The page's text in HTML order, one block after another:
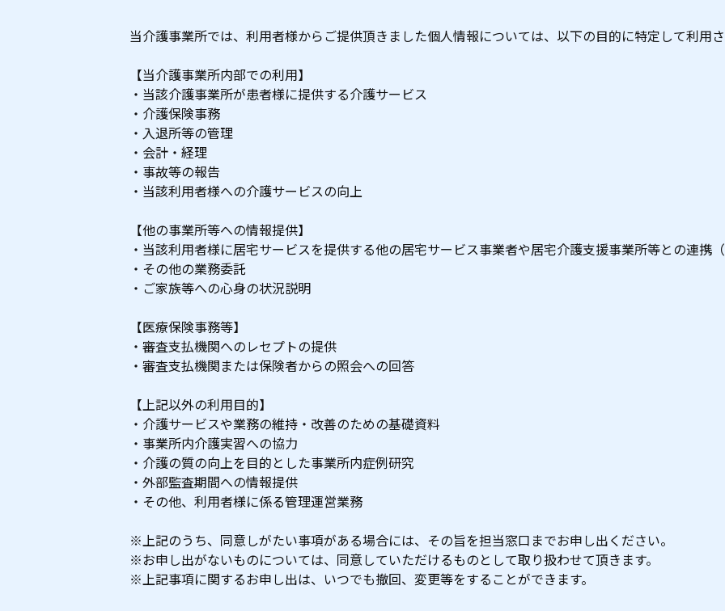
当介護事業所では、利用者様からご提供頂きました個人情報については、以下の目的に特定して利用
【当介護事業所内部での利用】
当該介護事業所が患者様に提供する介護サービス
介護保険事務
入退所等の管理
会計・経理
事故等の報告
当該利用者様への介護サービスの向上
【他の事業所等への情報提供】
当該利用者様に居宅サービスを提供する他の居宅サービス事業者や居宅介護支援事業所等との連携
その他の業務委託
ご家族等への心身の状況説明
【医療保険事務等】
審査支払機関へのレセプトの提供
審査支払機関または保険者からの照会への回答
【上記以外の利用目的】
介護サービスや業務の維持・改善のための基礎資料
事業所内介護実習への協力
介護の質の向上を目的とした事業所内症例研究
外部監査期間への情報提供
その他、利用者様に係る管理運営業務
※上記のうち、同意しがたい事項がある場合には、その旨を担当窓口までお申し出ください。
※お申し出がないものについては、同意していただけるものとして取り扱わせて頂きます。
※上記事項に関するお申し出は、いつでも撤回、変更等をすることができます。